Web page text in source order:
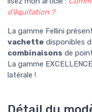
d’équitation ?
La gamme Fellini
vachette disponibles
combinaisons de
La gamme
latérale !